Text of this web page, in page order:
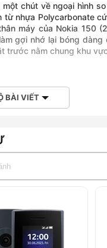
chút về ngoại hình
từ nhựa Polycarbonate
máy của Nokia 150
gợi nhớ lại bóng dàng
trước nằm chung khu
BÀI VIẾT